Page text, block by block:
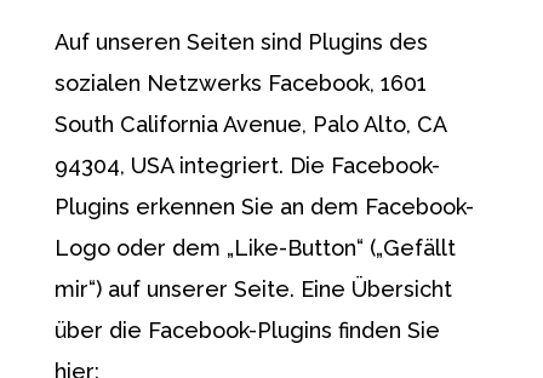
Auf unseren Seiten sind Plugins des
sozialen Netzwerks Facebook, 1601
South California Avenue, Palo Alto, CA
94304, USA integriert. Die Facebook-
Plugins erkennen Sie an dem Facebook-
Logo oder dem „Like-Button“ („Gefällt
mir“) auf unserer Seite. Eine Übersicht
über die Facebook-Plugins finden Sie
hier: